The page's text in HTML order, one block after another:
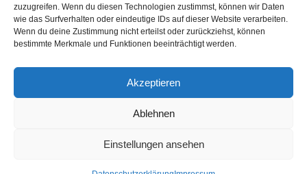
zuzugreifen. Wenn du diesen Technologien zustimmst, können wir Daten
wie das Surfverhalten oder eindeutige IDs auf dieser Website verarbeiten.
Wenn du deine Zustimmung nicht erteilst oder zurückziehst, können
bestimmte Merkmale und Funktionen beeinträchtigt werden.
Akzeptieren
Ablehnen
Einstellungen ansehen